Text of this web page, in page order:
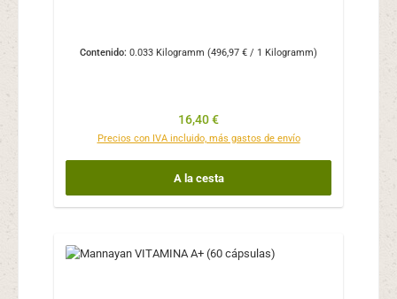
Contenido: 0.033 Kilogramm (496,97 € / 1 Kilogramm)
Precio normal:
16,40 €
Precios con IVA incluido, más gastos de envío
A la cesta